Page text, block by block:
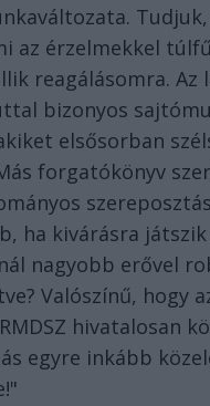
az érzelmekkel
reagálásomra. Az
bizonyos
elsősorban
forgatókönyv
ha kivárásra
nagyobb erővel
Valószínű, hogy
hivatalosan
egyre inkább